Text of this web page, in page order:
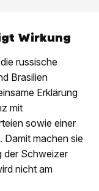
Wirkung
russische
Brasilien
Erklärung
mit
sowie einer
Damit machen sie
der Schweizer
nicht am